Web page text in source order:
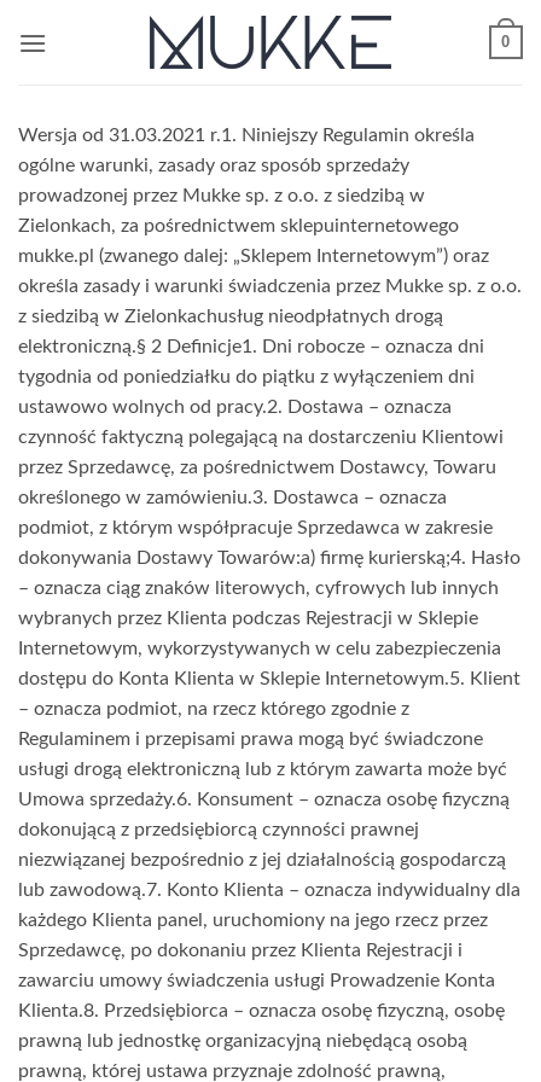
0
Wersja od 31.03.2021 r.1. Niniejszy Regulamin określa
ogólne warunki, zasady oraz sposób sprzedaży
prowadzonej przez Mukke sp. z o.o. z siedzibą w
Zielonkach, za pośrednictwem sklepuinternetowego
mukke.pl (zwanego dalej: „Sklepem Internetowym”) oraz
określa zasady i warunki świadczenia przez Mukke sp. z o.o.
z siedzibą w Zielonkachusług nieodpłatnych drogą
elektroniczną.§ 2 Definicje1. Dni robocze – oznacza dni
tygodnia od poniedziałku do piątku z wyłączeniem dni
ustawowo wolnych od pracy.2. Dostawa – oznacza
czynność faktyczną polegającą na dostarczeniu Klientowi
przez Sprzedawcę, za pośrednictwem Dostawcy, Towaru
określonego w zamówieniu.3. Dostawca – oznacza
podmiot, z którym współpracuje Sprzedawca w zakresie
dokonywania Dostawy Towarów:a) firmę kurierską;4. Hasło
– oznacza ciąg znaków literowych, cyfrowych lub innych
wybranych przez Klienta podczas Rejestracji w Sklepie
Internetowym, wykorzystywanych w celu zabezpieczenia
dostępu do Konta Klienta w Sklepie Internetowym.5. Klient
– oznacza podmiot, na rzecz którego zgodnie z
Regulaminem i przepisami prawa mogą być świadczone
usługi drogą elektroniczną lub z którym zawarta może być
Umowa sprzedaży.6. Konsument – oznacza osobę fizyczną
dokonującą z przedsiębiorcą czynności prawnej
niezwiązanej bezpośrednio z jej działalnością gospodarczą
lub zawodową.7. Konto Klienta – oznacza indywidualny dla
każdego Klienta panel, uruchomiony na jego rzecz przez
Sprzedawcę, po dokonaniu przez Klienta Rejestracji i
zawarciu umowy świadczenia usługi Prowadzenie Konta
Klienta.8. Przedsiębiorca – oznacza osobę fizyczną, osobę
prawną lub jednostkę organizacyjną niebędącą osobą
prawną, której ustawa przyznaje zdolność prawną,